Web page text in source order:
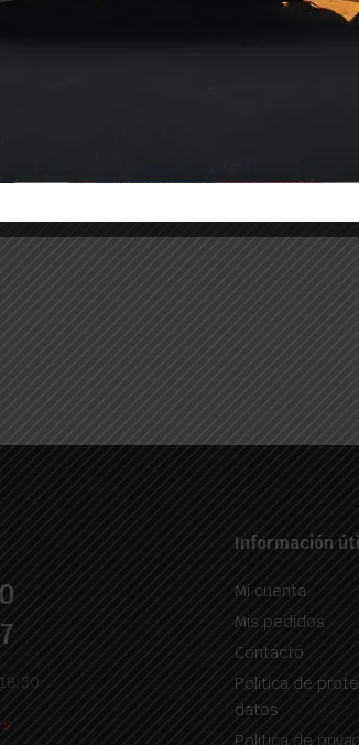
Información útil
Mi cuenta
Mis pedidos
Contacto
Politica de
datos
Politica de